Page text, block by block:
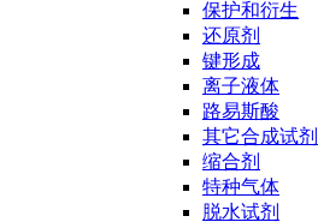
保护和衍生
还原剂
键形成
离子液体
路易斯酸
其它合成试剂
缩合剂
特种气体
脱水试剂